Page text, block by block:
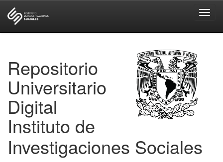
Repositorio
Universitario
Digital
Instituto de
Investigaciones Sociales